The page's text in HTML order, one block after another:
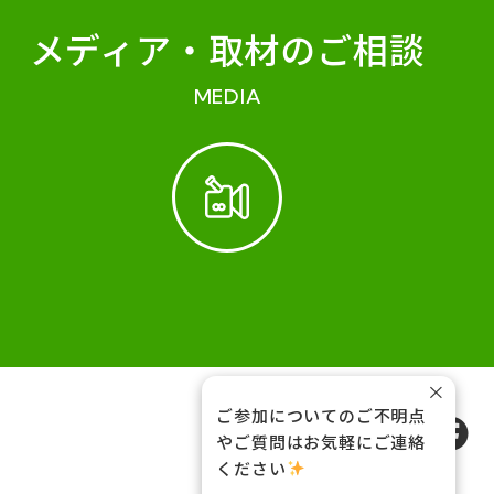
メディア・ 取材のご相談
MEDIA
FOLLOW US
ご参加についてのご不明点
やご質問はお気軽にご連絡
ください
×